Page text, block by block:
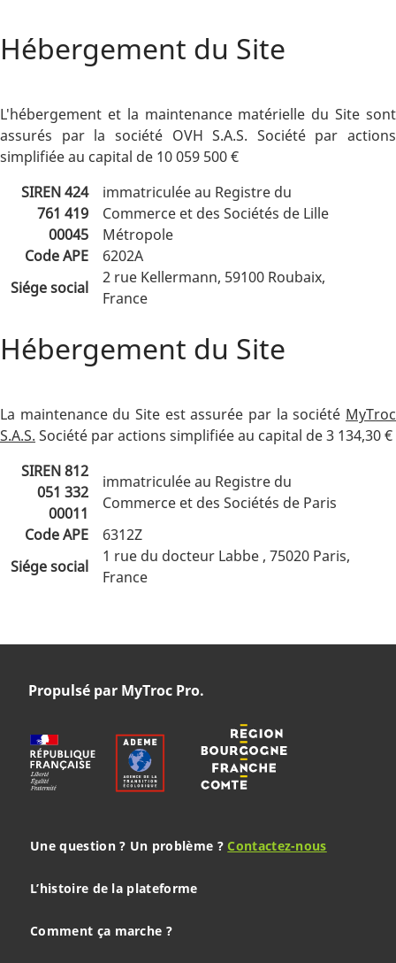
Hébergement du Site
L'hébergement et la maintenance matérielle du Site sont
assurés par la société OVH S.A.S. Société par actions
simplifiée au capital de 10 059 500 €
SIREN 424
761 419
00045
immatriculée au Registre du
Commerce et des Sociétés de Lille
Métropole
Code APE
6202A
Siége social
2 rue Kellermann, 59100 Roubaix,
France
Hébergement du Site
La maintenance du Site est assurée par la société MyTroc
S.A.S. Société par actions simplifiée au capital de 3 134,30 €
SIREN 812
051 332
00011
immatriculée au Registre du
Commerce et des Sociétés de Paris
Code APE
6312Z
Siége social
1 rue du docteur Labbe , 75020 Paris,
France
Propulsé par MyTroc Pro.
Une question ? Un problème ?Contactez-nous
L’histoire de la plateforme
Comment ça marche ?